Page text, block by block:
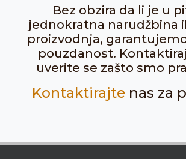
Bez obzira da li je u
jednokratna narudžbina
proizvodnja,
pouzdanost.
uverite se zašto smo
Kontaktirajtenas za